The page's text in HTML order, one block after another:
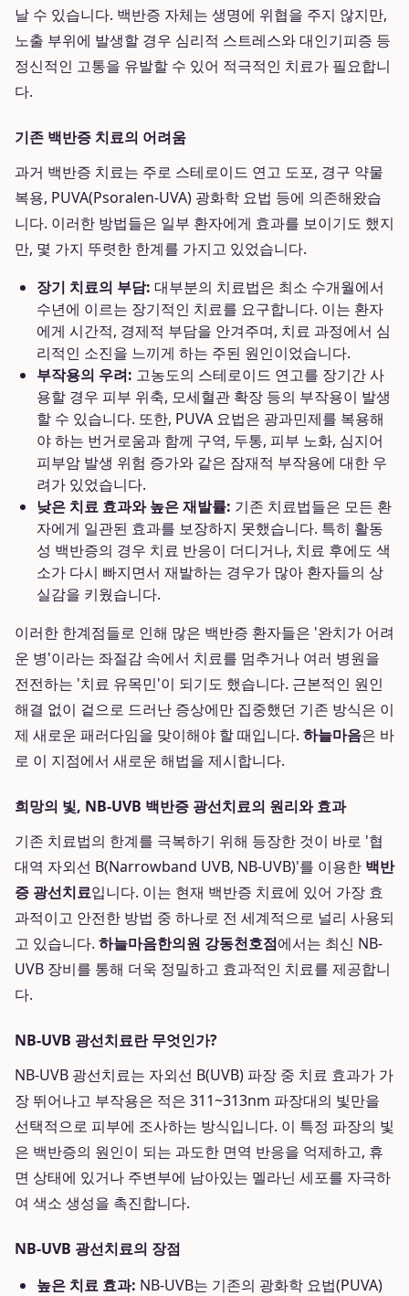
날 수 있습니다. 백반증 자체는 생명에 위협을 주지 않지만,
노출 부위에 발생할 경우 심리적 스트레스와 대인기피증 등
정신적인 고통을 유발할 수 있어 적극적인 치료가 필요합니
다.
기존 백반증 치료의 어려움
과거 백반증 치료는 주로 스테로이드 연고 도포, 경구 약물
복용, PUVA(Psoralen-UVA) 광화학 요법 등에 의존해왔습
니다. 이러한 방법들은 일부 환자에게 효과를 보이기도 했지
만, 몇 가지 뚜렷한 한계를 가지고 있었습니다.
장기 치료의 부담: 대부분의 치료법은 최소 수개월에서
수년에 이르는 장기적인 치료를 요구합니다. 이는 환자
에게 시간적, 경제적 부담을 안겨주며, 치료 과정에서 심
리적인 소진을 느끼게 하는 주된 원인이었습니다.
부작용의 우려: 고농도의 스테로이드 연고를 장기간 사
용할 경우 피부 위축, 모세혈관 확장 등의 부작용이 발생
할 수 있습니다. 또한, PUVA 요법은 광과민제를 복용해
야 하는 번거로움과 함께 구역, 두통, 피부 노화, 심지어
피부암 발생 위험 증가와 같은 잠재적 부작용에 대한 우
려가 있었습니다.
낮은 치료 효과와 높은 재발률: 기존 치료법들은 모든 환
자에게 일관된 효과를 보장하지 못했습니다. 특히 활동
성 백반증의 경우 치료 반응이 더디거나, 치료 후에도 색
소가 다시 빠지면서 재발하는 경우가 많아 환자들의 상
실감을 키웠습니다.
이러한 한계점들로 인해 많은 백반증 환자들은 '완치가 어려
운 병'이라는 좌절감 속에서 치료를 멈추거나 여러 병원을
전전하는 '치료 유목민'이 되기도 했습니다. 근본적인 원인
해결 없이 겉으로 드러난 증상에만 집중했던 기존 방식은 이
제 새로운 패러다임을 맞이해야 할 때입니다. 하늘마음은 바
로 이 지점에서 새로운 해법을 제시합니다.
희망의 빛, NB-UVB 백반증 광선치료의 원리와 효과
기존 치료법의 한계를 극복하기 위해 등장한 것이 바로 '협
대역 자외선 B(Narrowband UVB, NB-UVB)'를 이용한 백반
증 광선치료입니다. 이는 현재 백반증 치료에 있어 가장 효
과적이고 안전한 방법 중 하나로 전 세계적으로 널리 사용되
고 있습니다. 하늘마음한의원 강동천호점에서는 최신 NB-
UVB 장비를 통해 더욱 정밀하고 효과적인 치료를 제공합니
다.
NB-UVB 광선치료란 무엇인가?
NB-UVB 광선치료는 자외선 B(UVB) 파장 중 치료 효과가 가
장 뛰어나고 부작용은 적은 311~313nm 파장대의 빛만을
선택적으로 피부에 조사하는 방식입니다. 이 특정 파장의 빛
은 백반증의 원인이 되는 과도한 면역 반응을 억제하고, 휴
면 상태에 있거나 주변부에 남아있는 멜라닌 세포를 자극하
여 색소 생성을 촉진합니다.
NB-UVB 광선치료의 장점
높은 치료 효과: NB-UVB는 기존의 광화학 요법(PUVA)